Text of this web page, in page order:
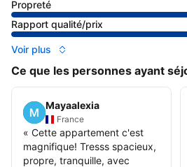
Propreté
Rapport qualité/prix
Voir plus
Ce que les personnes ayant
Mayaalexia
France
« Cette appartement c'est
magnifique! Tresss spacieux,
propre, tranquille, avec